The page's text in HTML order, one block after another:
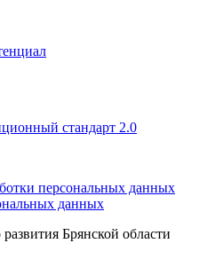
стандарт 2.0
персональных данных
данных
Брянской области